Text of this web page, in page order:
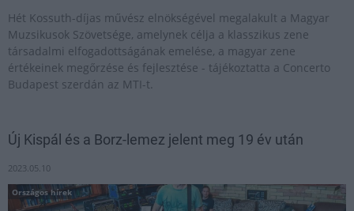
Hét Kossuth-díjas művész elnökségével megalakult a Magyar
Muzsikusok Szövetsége, amelynek célja a klasszikus zene
társadalmi elfogadottságának emelése, a magyar zene
értékeinek megőrzése és fejlesztése - tájékoztatta a Concerto
Budapest szerdán az MTI-t.
Új Kispál és a Borz-lemez jelent meg 19 év után
2023.05.10
Országos hírek